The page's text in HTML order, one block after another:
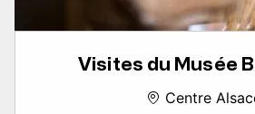
Visites du Musée
Centre